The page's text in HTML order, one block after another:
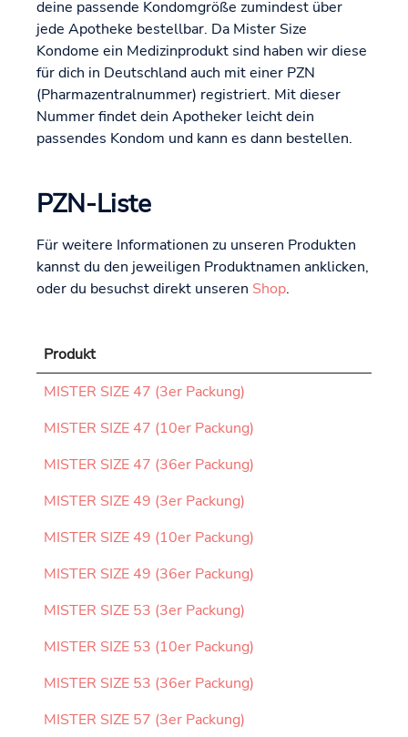
deine passende Kondomgröße zumindest über
jede Apotheke bestellbar. Da Mister Size
Kondome ein Medizinprodukt sind haben wir diese
für dich in Deutschland auch mit einer PZN
(Pharmazentralnummer) registriert. Mit dieser
Nummer findet dein Apotheker leicht dein
passendes Kondom und kann es dann bestellen.
PZN-Liste
Für weitere Informationen zu unseren Produkten
kannst du den jeweiligen Produktnamen anklicken,
oder du besuchst direkt unseren Shop.
Produkt
MISTER SIZE 47 (3er Packung)
MISTER SIZE 47 (10er Packung)
MISTER SIZE 47 (36er Packung)
MISTER SIZE 49 (3er Packung)
MISTER SIZE 49 (10er Packung)
MISTER SIZE 49 (36er Packung)
MISTER SIZE 53 (3er Packung)
MISTER SIZE 53 (10er Packung)
MISTER SIZE 53 (36er Packung)
MISTER SIZE 57 (3er Packung)